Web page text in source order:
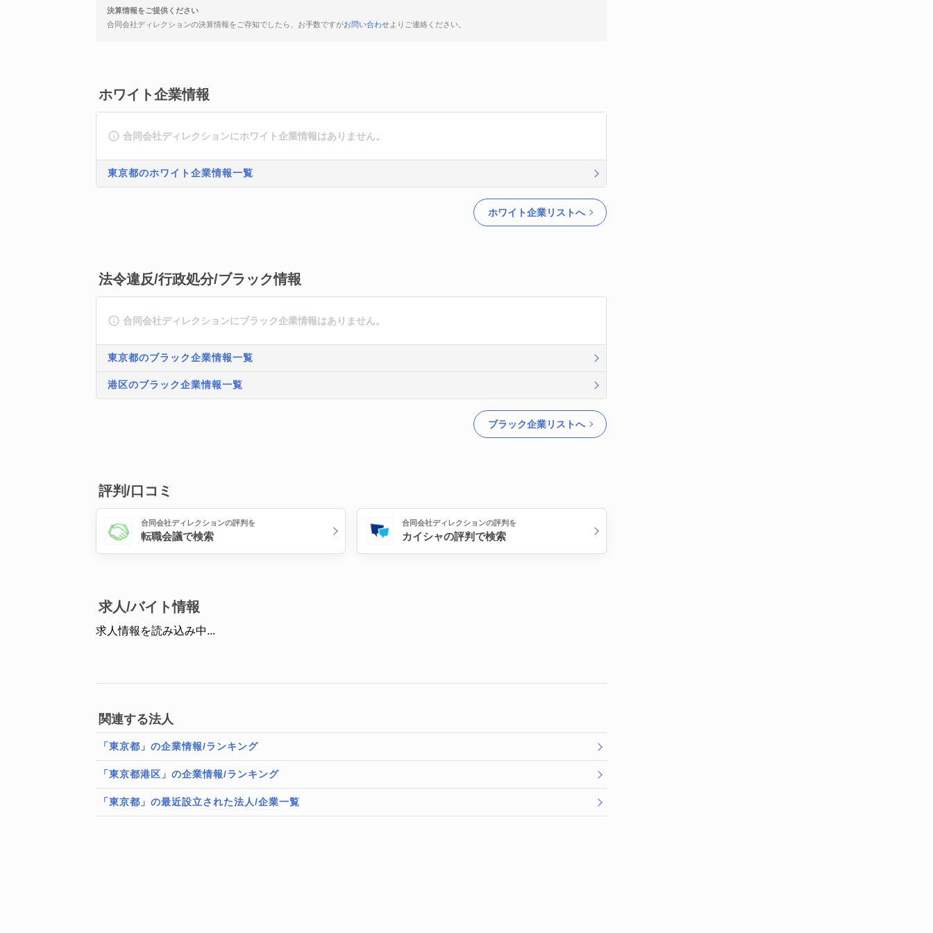
決算情報をご提供ください
合同会社ディレクションの決算情報をご存知でしたら、お手数ですがお問い合わせよりご連絡ください。
ホワイト企業情報
合同会社ディレクションにホワイト企業情報はありません。
東京都のホワイト企業情報一覧
ホワイト企業リストへ
法令違反/行政処分/ブラック情報
合同会社ディレクションにブラック企業情報はありません。
東京都のブラック企業情報一覧
港区のブラック企業情報一覧
ブラック企業リストへ
評判/口コミ
合同会社ディレクションの評判を
転職会議で検索
合同会社ディレクションの評判を
カイシャの評判で検索
求人/バイト情報
求人情報を読み込み中...
関連する法人
「東京都」の企業情報/ランキング
「東京都港区」の企業情報/ランキング
「東京都」の最近設立された法人/企業一覧